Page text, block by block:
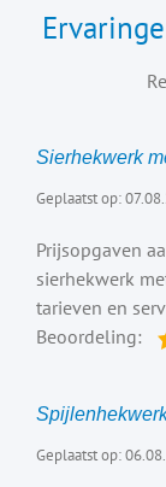
Sierhekwerk
Geplaatst op:
Prijsopgaven
sierhekwerk
tarieven en
Beoordeling:
Geplaatst op: